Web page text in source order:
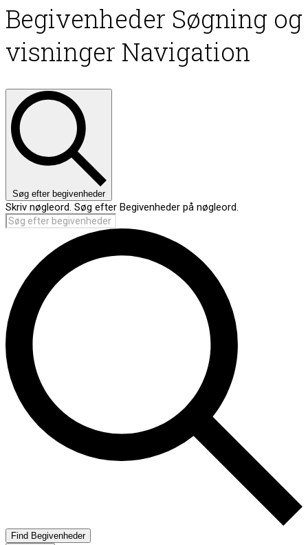
Begivenheder
for
28.
juni,
2026
Begivenheder Søgning og
visninger Navigation
Søg efter begivenheder
Skriv nøgleord. Søg efter Begivenheder på nøgleord.
Find Begivenheder